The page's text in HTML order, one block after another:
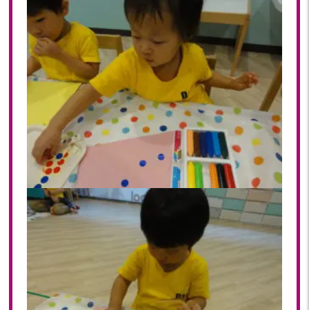
2023年 10月(21)
2023年 09月(20)
2023年 08月(21)
2023年 07月(20)
2023年 06月(22)
2023年 05月(20)
2023年 04月(20)
2023年 03月(22)
2023年 02月(19)
2023年 01月(19)
2022
2022年 09月(20)
2022年 08月(22)